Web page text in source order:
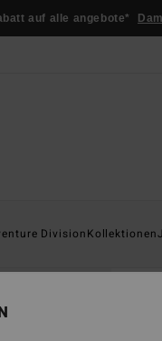
auf alle angebote*
DivisionKollektionen